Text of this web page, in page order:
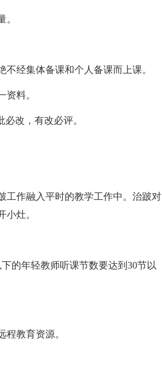
经集体备课和个人备课而上课。
料。
改，有改必评。
工作融入平时的教学工作中。治跛对
灶。
的年轻教师听课节数要达到30节以
教育资源。